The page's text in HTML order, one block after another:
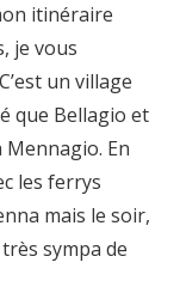
itinéraire
je vous
un village
que Bellagio et
Mennagio. En
les ferrys
mais le soir,
sympa de